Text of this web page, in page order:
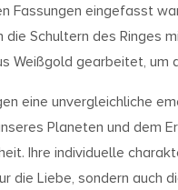
Fassungen eingefasst
Schultern des
Weißgold gearbeitet, um
eine unvergleichliche
Planeten und dem
Ihre individuelle
die Liebe, sondern